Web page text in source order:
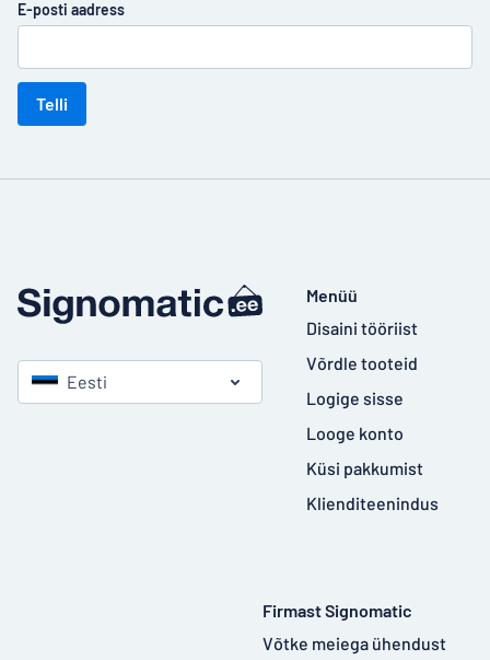
E-posti aadress
Telli
Eesti
Menüü
Disaini tööriist
Võrdle tooteid
Logige sisse
Looge konto
Küsi pakkumist
Klienditeenindus
Firmast Signomatic
Võtke meiega ühendust